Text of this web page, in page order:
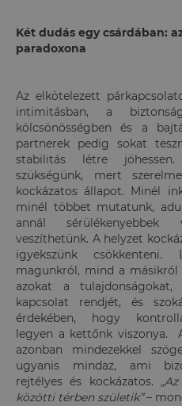
Két dudás egy csárdában:
paradoxona
Az elkötelezett
intimitásban, a
kölcsönösségben és a
partnerek pedig sokat
stabilitás létre
szükségünk, mert
kockázatos állapot. Minél
minél többet mutatunk,
annál
veszíthetünk. A helyzet
igyekszünk csökkenteni.
magunkról, mind a
azokat a tulajdonságokat,
kapcsolat rendjét, és
érdekében, hogy
legyen a kettőnk viszonya.
azonban mindezekkel
ugyanis mindaz, ami
rejtélyes és kockázatos.
közötti térben születik”–